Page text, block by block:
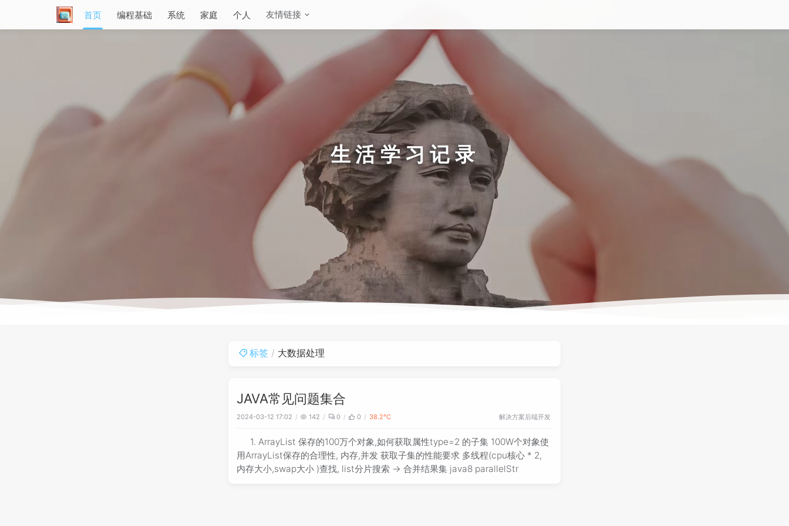
首页 编程基础 系统 家庭 个人 友情链接
生活学习记录
标签 大数据处理
JAVA常见问题集合
2024-03-12 17:02 142 0 0 38.2℃ 解决方案 后端开发
1. ArrayList 保存的100万个对象,如何获取属性type=2 的子集 100W个对象使
用ArrayList保存的合理性, 内存,并发 获取子集的性能要求 多线程(cpu核心 * 2,
内存大小,swap大小 )查找, list分片搜索 -> 合并结果集 java8 parallelStr